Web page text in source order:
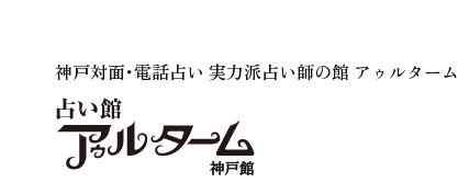
神戸対面･電話占い 実力派占い師の館 アゥルターム